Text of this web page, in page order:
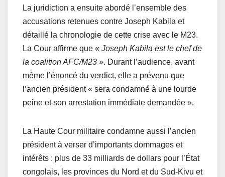
La juridiction a ensuite abordé l’ensemble des
accusations retenues contre Joseph Kabila et
détaillé la chronologie de cette crise avec le M23.
La Cour affirme que « Joseph Kabila est le chef de
la coalition AFC/M23 ». Durant l’audience, avant
même l’énoncé du verdict, elle a prévenu que
l’ancien président « sera condamné à une lourde
peine et son arrestation immédiate demandée ».
La Haute Cour militaire condamne aussi l’ancien
président à verser d’importants dommages et
intérêts : plus de 33 milliards de dollars pour l’État
congolais, les provinces du Nord et du Sud-Kivu et